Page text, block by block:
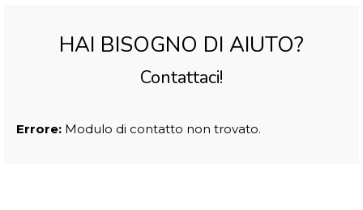
HAI BISOGNO DI AIUTO?
Contattaci!
Errore: Modulo di contatto non trovato.